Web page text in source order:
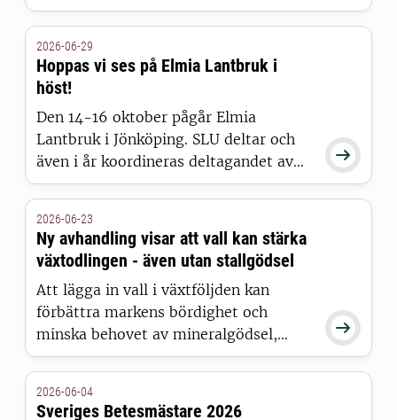
göra skillnad för svensk
livsmedelsproduktion.

2026-06-29
Hoppas vi ses på Elmia Lantbruk i
höst!
Den 14-16 oktober pågår Elmia
Lantbruk i Jönköping. SLU deltar och
även i år koordineras deltagandet av
SustAinimal.

2026-06-23
Ny avhandling visar att vall kan stärka
växtodlingen - även utan stallgödsel
Att lägga in vall i växtföljden kan
förbättra markens bördighet och
minska behovet av mineralgödsel,
därför har vallen en plats även på
gårdar utan djurhållning. Det visar
Fatima el Khosht i sin
2026-06-04
Sveriges Betesmästare 2026